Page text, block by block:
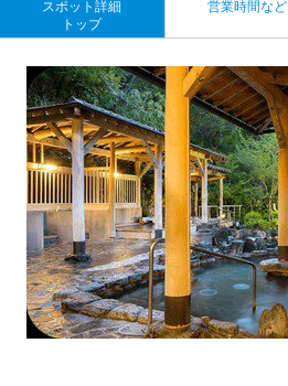
スポット詳細
トップ
営業時間など